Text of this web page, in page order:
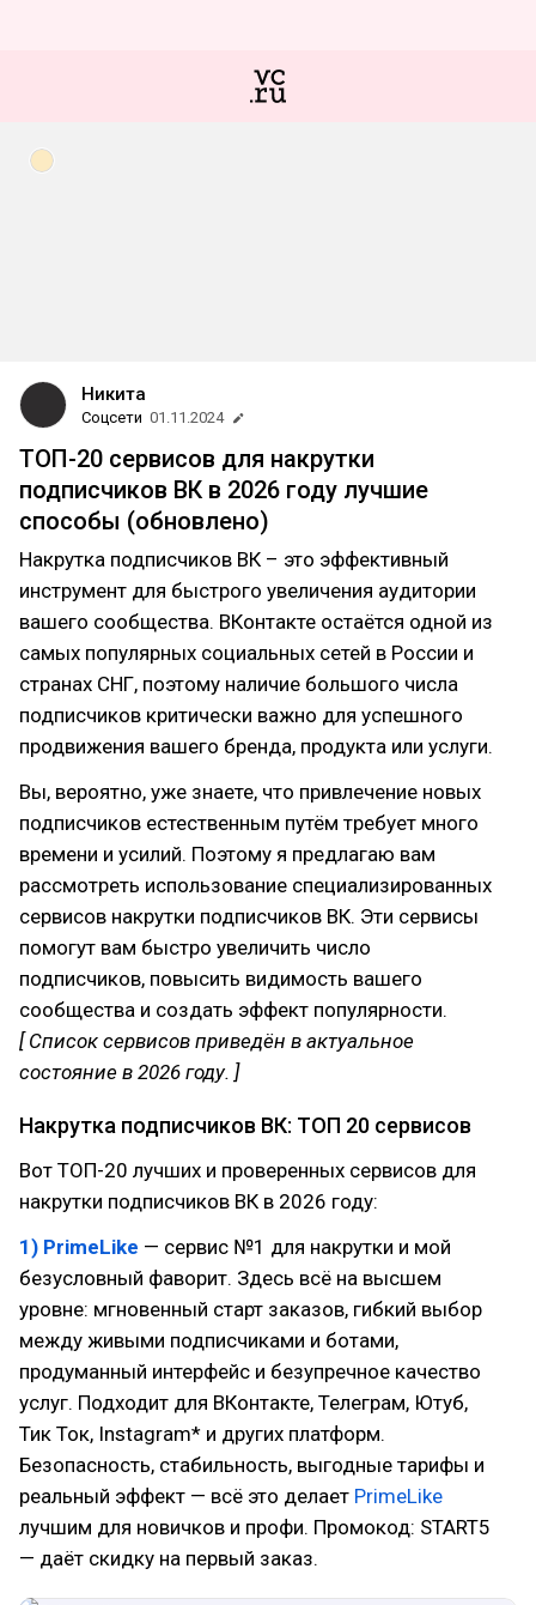
Никита
Соцсети 01.11.2024
ТОП-20 сервисов для накрутки
подписчиков ВК в 2026 году лучшие
способы (обновлено)
Накрутка подписчиков ВК – это эффективный
инструмент для быстрого увеличения аудитории
вашего сообщества. ВКонтакте остаётся одной из
самых популярных социальных сетей в России и
странах СНГ, поэтому наличие большого числа
подписчиков критически важно для успешного
продвижения вашего бренда, продукта или услуги.
Вы, вероятно, уже знаете, что привлечение новых
подписчиков естественным путём требует много
времени и усилий. Поэтому я предлагаю вам
рассмотреть использование специализированных
сервисов накрутки подписчиков ВК. Эти сервисы
помогут вам быстро увеличить число
подписчиков, повысить видимость вашего
сообщества и создать эффект популярности.
[ Список сервисов приведён в актуальное
состояние в 2026 году. ]
Накрутка подписчиков ВК: ТОП 20 сервисов
Вот ТОП-20 лучших и проверенных сервисов для
накрутки подписчиков ВК в 2026 году:
1) PrimeLike — сервис №1 для накрутки и мой
безусловный фаворит. Здесь всё на высшем
уровне: мгновенный старт заказов, гибкий выбор
между живыми подписчиками и ботами,
продуманный интерфейс и безупречное качество
услуг. Подходит для ВКонтакте, Телеграм, Ютуб,
Тик Ток, Instagram* и других платформ.
Безопасность, стабильность, выгодные тарифы и
реальный эффект — всё это делает PrimeLike
лучшим для новичков и профи. Промокод: START5
— даёт скидку на первый заказ.